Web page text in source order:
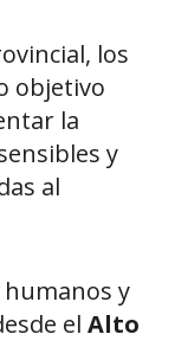
los
objetivo
la
y
al
y
el Alto